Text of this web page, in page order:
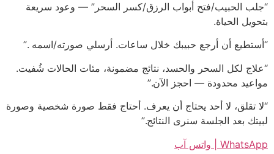
“جلب الحبيب/فتح أبواب الرزق/كسر السحر” — وعود سريعة
بتحويل الحياة.
“أستطيع أن أرجع حبيبك خلال ساعات. أرسلي صورته/اسمه .”
“علاج لكل السحر والحسد، نتائج مضمونة، مئات الحالات شُفيت.
مواعيد محدودة — احجز الآن.”
“لا تقلق، لا أحد يحتاج أن يعرف. أحتاج فقط صورة شخصية وصورة
لبيتك بعد الجلسة سنرى النتائج.”
WhatsApp | واتس آب